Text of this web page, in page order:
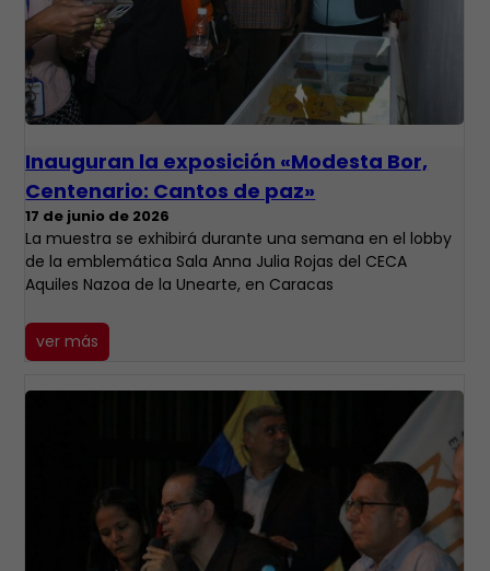
Inauguran la exposición «Modesta Bor,
Centenario: Cantos de paz»
17 de junio de 2026
La muestra se exhibirá durante una semana en el lobby
de la emblemática Sala Anna Julia Rojas del CECA
Aquiles Nazoa de la Unearte, en Caracas
ver más